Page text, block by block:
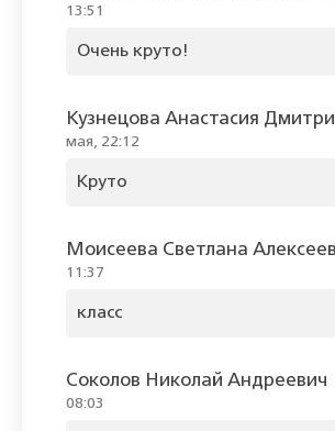
13:51
Очень круто!
Кузнецова Анастасия
мая, 22:12
Круто
Моисеева Светлана
11:37
класс
Соколов Николай Андреевич
08:03